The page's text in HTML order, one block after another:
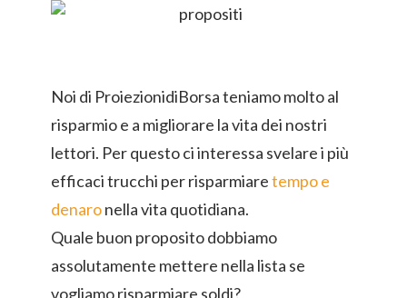
Noi di ProiezionidiBorsa teniamo molto al
risparmio e a migliorare la vita dei nostri
lettori. Per questo ci interessa svelare i più
efficaci trucchi per risparmiaretempo e
denaronella vita quotidiana.
Quale buon proposito dobbiamo
assolutamente mettere nella lista se
vogliamo risparmiare soldi?